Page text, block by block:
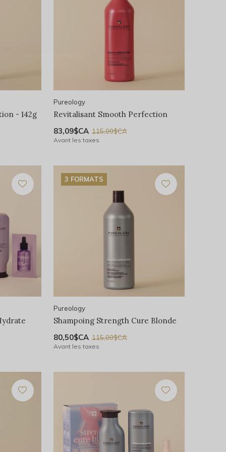
- 142g
Pureology
Revitalisant Smooth Perfection
83,09$CA 115,00$CA
Avant les taxes
3 FORMATS
Pureology
Shampoing Strength Cure Blonde
80,50$CA 115,00$CA
Avant les taxes